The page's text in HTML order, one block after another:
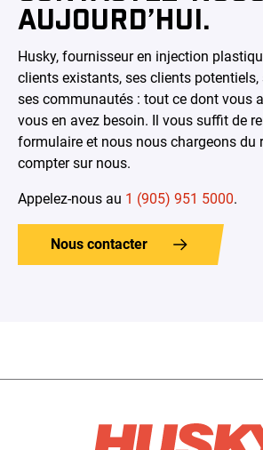
AUJOURD’HUI.
Husky, fournisseur en injection
clients existants, ses clients potentiels,
ses communautés : tout ce dont vous
vous en avez besoin. Il vous suffit de
formulaire et nous nous chargeons du
compter sur nous.
Appelez-nous au 1 (905) 951 5000.
Nous contacter